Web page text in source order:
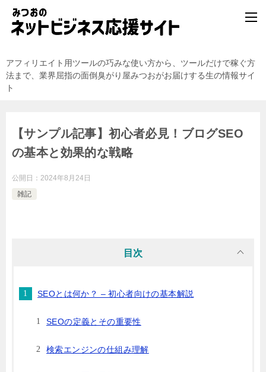
アフィリエイト用ツールの巧みな使い方から、ツールだけで稼ぐ方
法まで、業界屈指の面倒臭がり屋みつおがお届けする生の情報サイ
ト
【サンプル記事】初心者必見！ブログSEO
の基本と効果的な戦略
公開日： 2024年8月24日
雑記
目次
SEOとは何か？ – 初心者向けの基本解説
SEOの定義とその重要性
検索エンジンの仕組み理解